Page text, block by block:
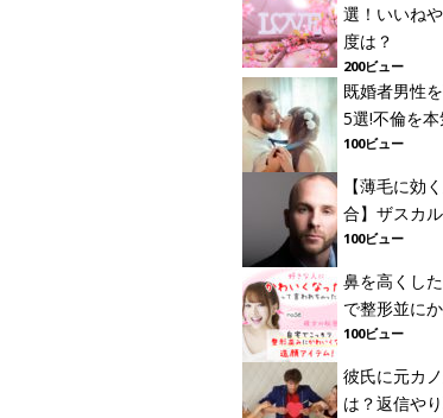
選！いいね
度は？
200ビュー
既婚者男性
5選!不倫を
100ビュー
【薄毛に効
合】ザスカ
100ビュー
鼻を高くし
で整形並に
100ビュー
彼氏に元カ
は？返信や